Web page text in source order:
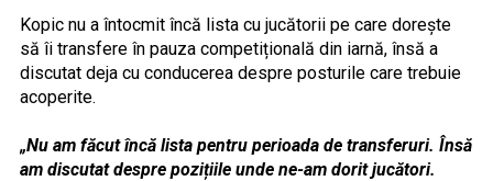
Kopic nu a întocmit încă lista cu jucătorii pe care dorește
să îi transfere în pauza competițională din iarnă, însă a
discutat deja cu conducerea despre posturile care trebuie
acoperite.
„Nu am făcut încă lista pentru perioada de transferuri. Însă
am discutat despre pozițiile unde ne-am dorit jucători.